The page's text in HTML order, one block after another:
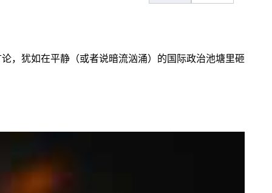
，犹如在平静（或者说暗流汹涌）的国际政治池塘里砸